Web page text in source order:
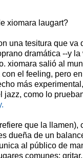
xiomara laugart?
una tesitura que va
dramática --y la
xiomara salió al
el feeling, pero
más
jazz, como lo
que la llamen),
dueña de un
al público de
comunes: